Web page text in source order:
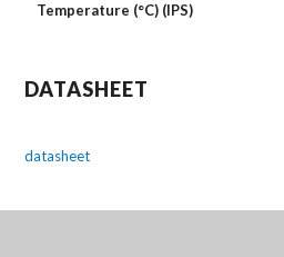
Temperature (°C) (IPS)
DATASHEET
datasheet